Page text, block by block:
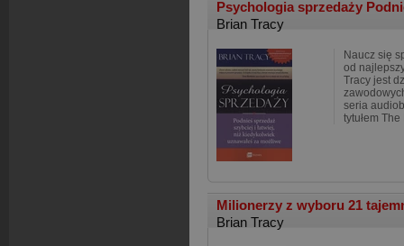
Psychologia sprzedaży
Brian Tracy
Naucz się
od
Tracy jest
seria
tytułem The
Milionerzy z wyboru 21
Brian Tracy